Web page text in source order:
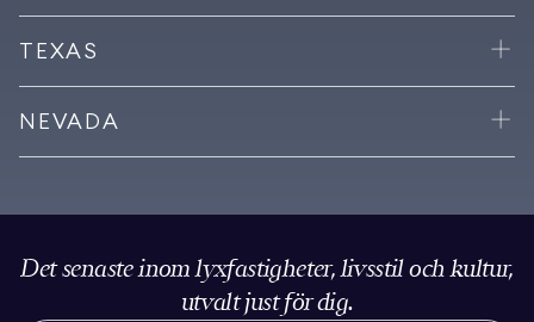
TEXAS
NEVADA
Det senaste inom lyxfastigheter, livsstil och kultur,
utvalt just för dig.